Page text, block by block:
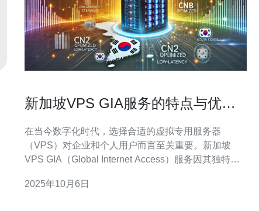
新加坡VPS GIA服务的特点与优势
在当今数字化时代，选择合适的虚拟专用服务器
（VPS）对企业和个人用户而言至关重要。新加坡
VPS GIA（Global Internet Access）服务因其独特的
的首选。本文将深入分析新加坡VPS GIA服务的特点
2025年10月6日